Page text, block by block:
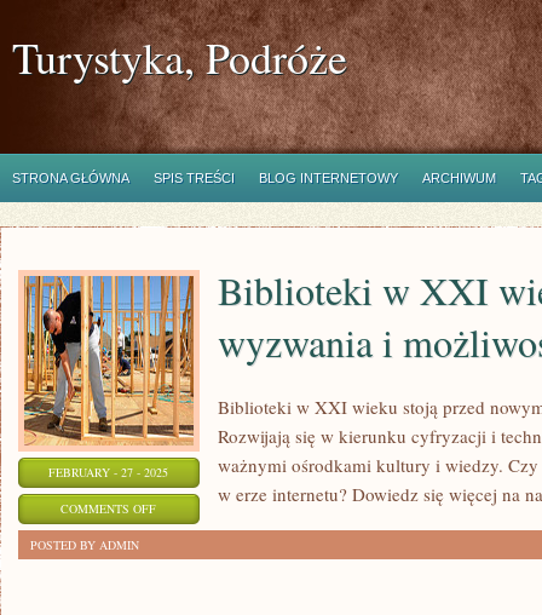
Turystyka, Podróże
STRONA GŁÓWNA SPIS TREŚCI BLOG INTERNETOWY ARCHIWUM
FEBRUARY - 27 - 2025
COMMENTS OFFON
Biblioteki w XXI
wyzwania i
Biblioteki w XXI wieku stoją przed
Rozwijają się w kierunku cyfryzacji i
ważnymi ośrodkami kultury i wiedzy.
w erze internetu? Dowiedz się więcej na
POSTED BY ADMIN